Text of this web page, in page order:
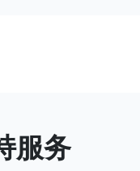
服务